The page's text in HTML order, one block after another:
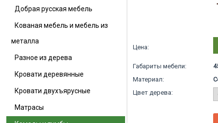
Добрая русская мебель
Кованая мебель и мебель из
металла
Разное из дерева
Кровати деревянные
Кровати двухъярусные
Матрасы
Цена:
Габариты мебели:
Материал:
Цвет дерева: